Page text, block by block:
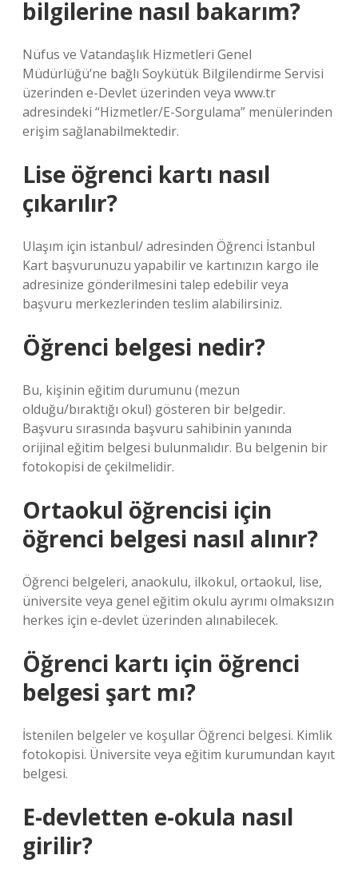
bilgilerine nasıl bakarım?
Nüfus ve Vatandaşlık Hizmetleri Genel
Müdürlüğü’ne bağlı Soykütük Bilgilendirme Servisi
üzerinden e-Devlet üzerinden veya www.tr
adresindeki “Hizmetler/E-Sorgulama” menülerinden
erişim sağlanabilmektedir.
Lise öğrenci kartı nasıl
çıkarılır?
Ulaşım için istanbul/ adresinden Öğrenci İstanbul
Kart başvurunuzu yapabilir ve kartınızın kargo ile
adresinize gönderilmesini talep edebilir veya
başvuru merkezlerinden teslim alabilirsiniz.
Öğrenci belgesi nedir?
Bu, kişinin eğitim durumunu (mezun
olduğu/bıraktığı okul) gösteren bir belgedir.
Başvuru sırasında başvuru sahibinin yanında
orijinal eğitim belgesi bulunmalıdır. Bu belgenin bir
fotokopisi de çekilmelidir.
Ortaokul öğrencisi için
öğrenci belgesi nasıl alınır?
Öğrenci belgeleri, anaokulu, ilkokul, ortaokul, lise,
üniversite veya genel eğitim okulu ayrımı olmaksızın
herkes için e-devlet üzerinden alınabilecek.
Öğrenci kartı için öğrenci
belgesi şart mı?
İstenilen belgeler ve koşullar Öğrenci belgesi. Kimlik
fotokopisi. Üniversite veya eğitim kurumundan kayıt
belgesi.
E-devletten e-okula nasıl
girilir?